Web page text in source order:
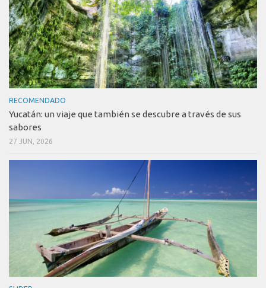
RECOMENDADO
Yucatán: un viaje que también se descubre a través de sus
sabores
27 JUN, 2026